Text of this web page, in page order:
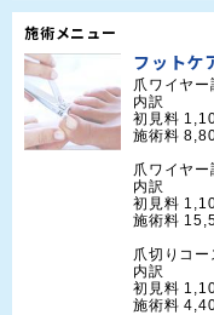
施術メニュー
フットケ
爪ワイヤ
内訳
初見料
施術料
爪ワイヤ
内訳
初見料
施術料
爪切りコ
内訳
初見料
施術料